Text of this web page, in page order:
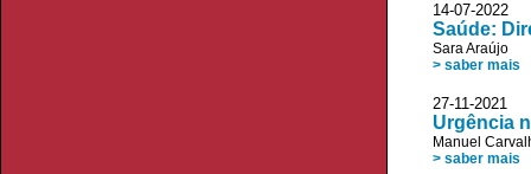
14-07-2022
Saúde:
Sara Araújo
> saber mais
27-11-2021
Urgência
Manuel
> saber mais